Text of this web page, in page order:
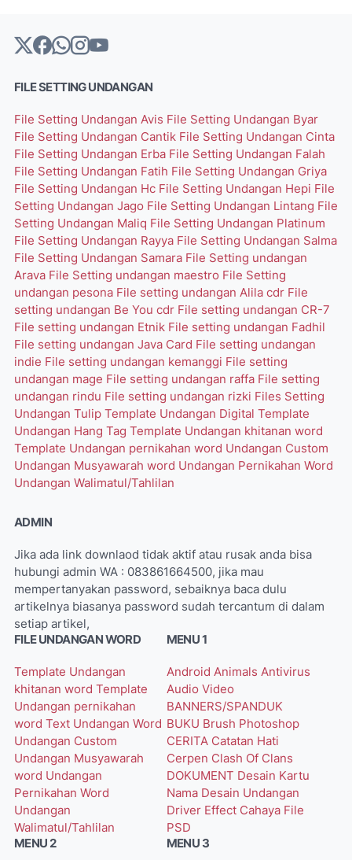
FILE SETTING UNDANGAN
File Setting Undangan Avis File Setting Undangan Byar
File Setting Undangan Cantik File Setting Undangan Cinta
File Setting Undangan Erba File Setting Undangan Falah
File Setting Undangan Fatih File Setting Undangan Griya
File Setting Undangan Hc File Setting Undangan Hepi File
Setting Undangan Jago File Setting Undangan Lintang File
Setting Undangan Maliq File Setting Undangan Platinum
File Setting Undangan Rayya File Setting Undangan Salma
File Setting Undangan Samara File Setting undangan
Arava File Setting undangan maestro File Setting
undangan pesona File setting undangan Alila cdr File
setting undangan Be You cdr File setting undangan CR-7
File setting undangan Etnik File setting undangan Fadhil
File setting undangan Java Card File setting undangan
indie File setting undangan kemanggi File setting
undangan mage File setting undangan raffa File setting
undangan rindu File setting undangan rizki Files Setting
Undangan Tulip Template Undangan Digital Template
Undangan Hang Tag Template Undangan khitanan word
Template Undangan pernikahan word Undangan Custom
Undangan Musyawarah word Undangan Pernikahan Word
Undangan Walimatul/Tahlilan
ADMIN
Jika ada link downlaod tidak aktif atau rusak anda bisa
hubungi admin WA : 083861664500, jika mau
mempertanyakan password, sebaiknya baca dulu
artikelnya biasanya password sudah tercantum di dalam
setiap artikel,
FILE UNDANGAN WORD
Template Undangan
khitanan word Template
Undangan pernikahan
word Text Undangan Word
Undangan Custom
Undangan Musyawarah
word Undangan
Pernikahan Word
Undangan
Walimatul/Tahlilan
MENU 1
Android Animals Antivirus
Audio Video
BANNERS/SPANDUK
BUKU Brush Photoshop
CERITA Catatan Hati
Cerpen Clash Of Clans
DOKUMENT Desain Kartu
Nama Desain Undangan
Driver Effect Cahaya File
PSD
MENU 2
MENU 3